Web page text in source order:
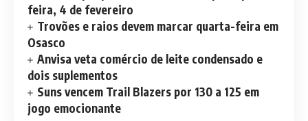
feira, 4 de fevereiro
Trovões e raios devem marcar quarta-feira em
Osasco
Anvisa veta comércio de leite condensado e
dois suplementos
Suns vencem Trail Blazers por 130 a 125 em
jogo emocionante